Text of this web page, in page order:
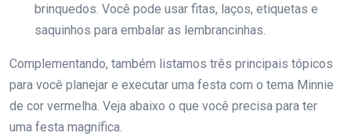
brinquedos. Você pode usar fitas, laços, etiquetas e
saquinhos para embalar as lembrancinhas.
Complementando, também listamos três principais tópicos
para você planejar e executar uma festa com o tema Minnie
de cor vermelha. Veja abaixo o que você precisa para ter
uma festa magnífica.